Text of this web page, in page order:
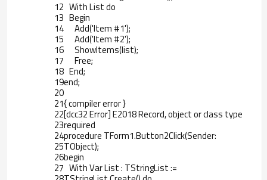
12
13
14
15
16
17
18
19
20
21
22
23
24
25
26
27
WithListdo
Begin
Add('Item #1');
Add('Item #2');
ShowItems(list);
Free;
End;
end;
{compilererror}
[dcc32Error]E2018Record,objectorclass type
required
procedure TForm1.Button2Click(Sender:
TObject);
begin
WithVarList: TStringList:=